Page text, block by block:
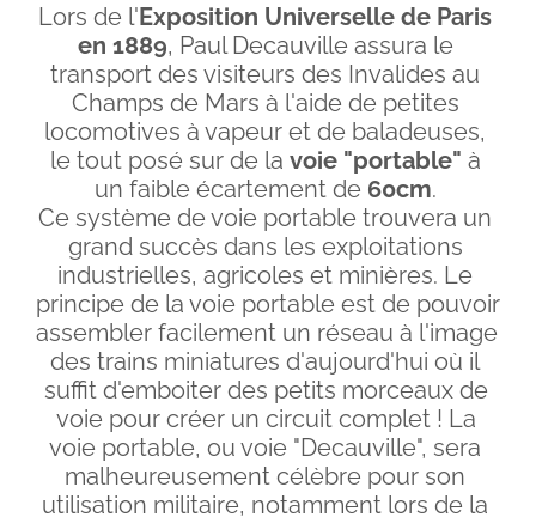
Lors de l'Exposition Universelle de Paris
en 1889, Paul Decauville assura le
transport des visiteurs des Invalides au
Champs de Mars à l'aide de petites
locomotives à vapeur et de baladeuses,
le tout posé sur de la voie "portable" à
un faible écartement de 60cm.
Ce système de voie portable trouvera un
grand succès dans les exploitations
industrielles, agricoles et minières. Le
principe de la voie portable est de pouvoir
assembler facilement un réseau à l'image
des trains miniatures d'aujourd'hui où il
suffit d'emboiter des petits morceaux de
voie pour créer un circuit complet ! La
voie portable, ou voie "Decauville", sera
malheureusement célèbre pour son